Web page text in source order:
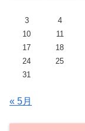
3
4
10
11
17
18
24
25
31
« 5月